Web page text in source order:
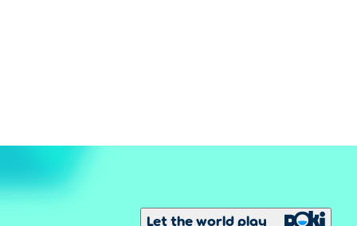
Let the world play